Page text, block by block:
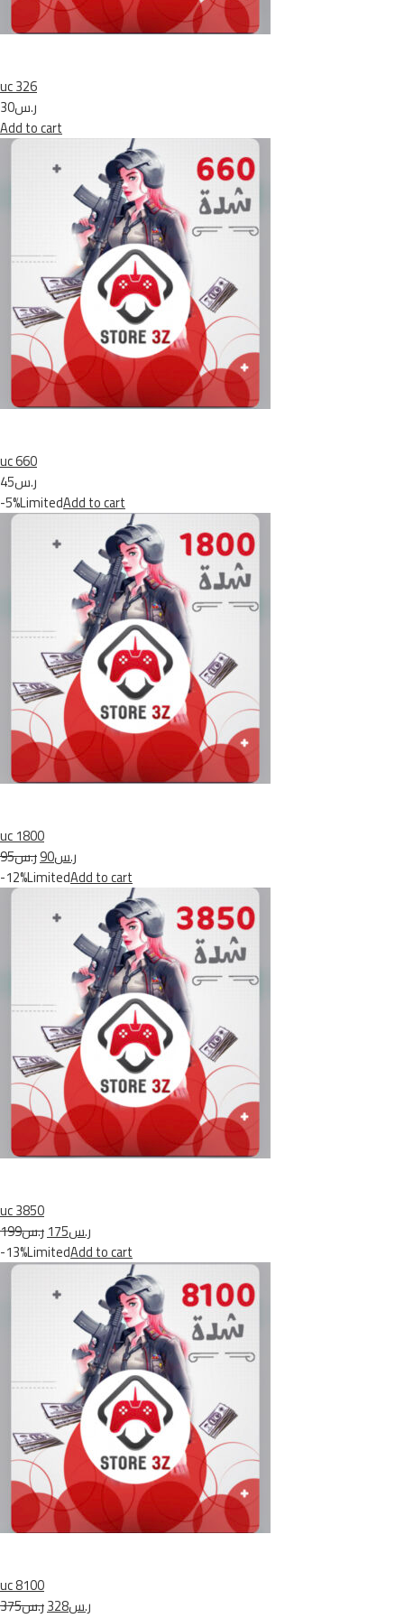
uc 326
ر.س30
Add to cart
uc 660
ر.س45
-5%LimitedAdd to cart
uc 1800
ر.س95
ر.س90
-12%LimitedAdd to cart
uc 3850
ر.س199
ر.س175
-13%LimitedAdd to cart
uc 8100
ر.س375
ر.س328